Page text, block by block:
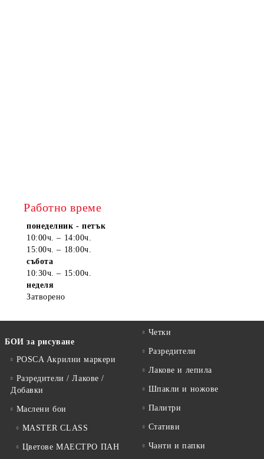
Работно време
понеделник - петък
10:00ч. – 14:00ч.
15:00ч. – 18:00ч.
събота
10:30ч. – 15:00ч.
неделя
Затворено
БОИ за рисуване
POSCA Акрилни маркери
Разредители / Лакове /
Добавки
Маслени бои
MASTER CLASS
Цветове МАЕСТРО ПАН
Четки
Разредители
Лакове и лепила
Шпакли и ножове
Палитри
Стативи
Чанти и папки